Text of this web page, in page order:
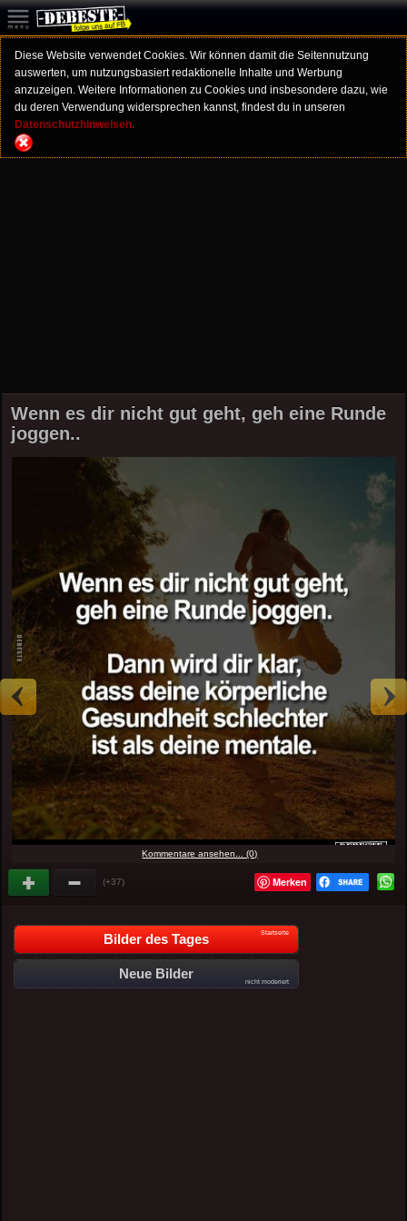
Diese Website verwendet Cookies. Wir können damit die Seitennutzung
auswerten, um nutzungsbasiert redaktionelle Inhalte und Werbung
anzuzeigen. Weitere Informationen zu Cookies und insbesondere dazu, wie
du deren Verwendung widersprechen kannst, findest du in unseren
Datenschutzhinweisen.
Wenn es dir nicht gut geht, geh eine Runde
joggen..
Kommentare ansehen... (0)
(+37) Merken
Bilder des Tages Startseite
Neue Bilder
nicht moderiert